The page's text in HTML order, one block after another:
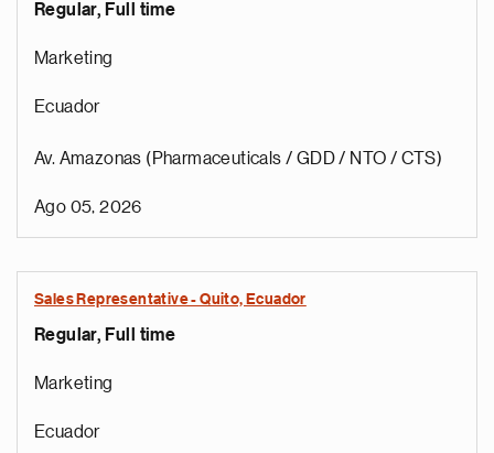
Regular, Full time
Marketing
Ecuador
Av. Amazonas (Pharmaceuticals / GDD / NTO / CTS)
Ago 05, 2026
Sales Representative - Quito, Ecuador
Regular, Full time
Marketing
Ecuador